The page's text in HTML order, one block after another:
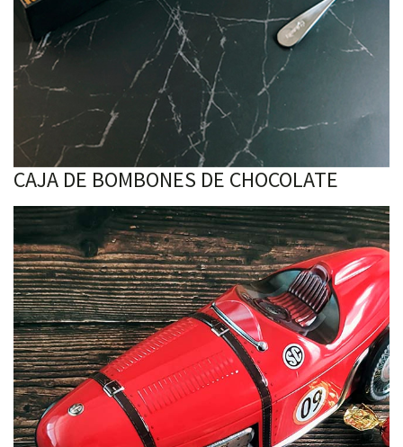
CAJA DE BOMBONES DE CHOCOLATE